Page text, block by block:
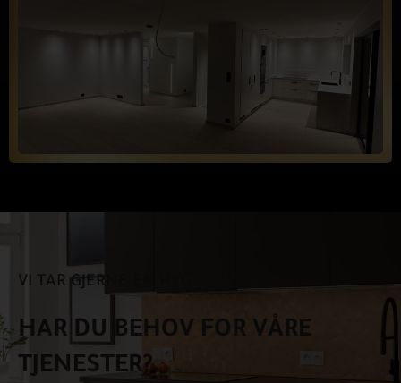
VI TAR GJERNE EN HYGGELIG SAMTALE!
HAR DU BEHOV FOR VÅRE
TJENESTER?